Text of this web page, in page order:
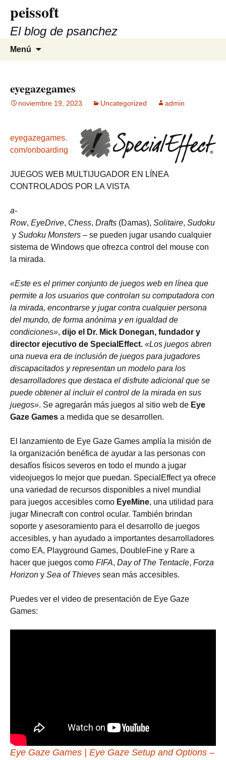
contenido
peissoft
El blog de psanchez
Menú
eyegazegames
noviembre 19, 2023 Uncategorized admin
eyegazegames.
com/onboarding
JUEGOS WEB MULTIJUGADOR EN LÍNEA
CONTROLADOS POR LA VISTA
a-
Row, EyeDrive, Chess, Drafts (Damas), Solitaire, Sudoku
y Sudoku Monsters – se pueden jugar usando cualquier
sistema de Windows que ofrezca control del mouse con
la mirada.
«Este es el primer conjunto de juegos web en línea que
permite a los usuarios que controlan su computadora con
la mirada, encontrarse y jugar contra cualquier persona
del mundo, de forma anónima y en igualdad de
condiciones», dijo el Dr. Mick Donegan, fundador y
director ejecutivo de SpecialEffect. «Los juegos abren
una nueva era de inclusión de juegos para jugadores
discapacitados y representan un modelo para los
desarrolladores que destaca el disfrute adicional que se
puede obtener al incluir el control de la mirada en sus
juegos». Se agregarán más juegos al sitio web de Eye
Gaze Games a medida que se desarrollen.
El lanzamiento de Eye Gaze Games amplía la misión de
la organización benéfica de ayudar a las personas con
desafíos físicos severos en todo el mundo a jugar
videojuegos lo mejor que puedan. SpecialEffect ya ofrece
una variedad de recursos disponibles a nivel mundial
para juegos accesibles como EyeMine, una utilidad para
jugar Minecraft con control ocular. También brindan
soporte y asesoramiento para el desarrollo de juegos
accesibles, y han ayudado a importantes desarrolladores
como EA, Playground Games, DoubleFine y Rare a
hacer que juegos como FIFA, Day of The Tentacle, Forza
Horizon y Sea of ​​Thieves sean más accesibles.
Puedes ver el video de presentación de Eye Gaze
Games:
Eye Gaze Games | Eye Gaze Setup and Options –